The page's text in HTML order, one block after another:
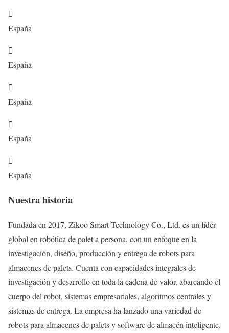

España

España

España

España

España
Nuestra historia
Fundada en 2017, Zikoo Smart Technology Co., Ltd. es un líder
global en robótica de palet a persona, con un enfoque en la
investigación, diseño, producción y entrega de robots para
almacenes de palets. Cuenta con capacidades integrales de
investigación y desarrollo en toda la cadena de valor, abarcando el
cuerpo del robot, sistemas empresariales, algoritmos centrales y
sistemas de entrega. La empresa ha lanzado una variedad de
robots para almacenes de palets y software de almacén inteligente.